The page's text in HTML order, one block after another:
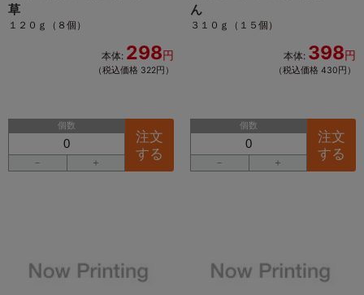
草
１２０ｇ（８個）
本体: 298円
（税込価格 322円）
個数
－ ＋
注文
する
ん
３１０ｇ（１５個）
本体: 398円
（税込価格 430円）
個数
－ ＋
注文
する